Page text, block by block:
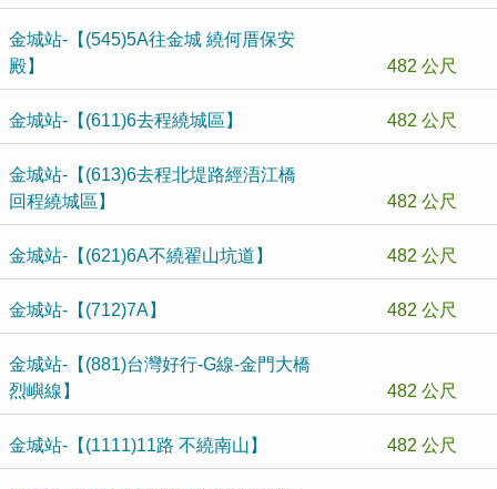
金城站-【(545)5A往金城 繞何厝保安
殿】
482 公尺
金城站-【(611)6去程繞城區】 482 公尺
金城站-【(613)6去程北堤路經浯江橋
回程繞城區】
482 公尺
金城站-【(621)6A不繞翟山坑道】 482 公尺
金城站-【(712)7A】 482 公尺
金城站-【(881)台灣好行-G線-金門大橋
烈嶼線】
482 公尺
金城站-【(1111)11路 不繞南山】 482 公尺